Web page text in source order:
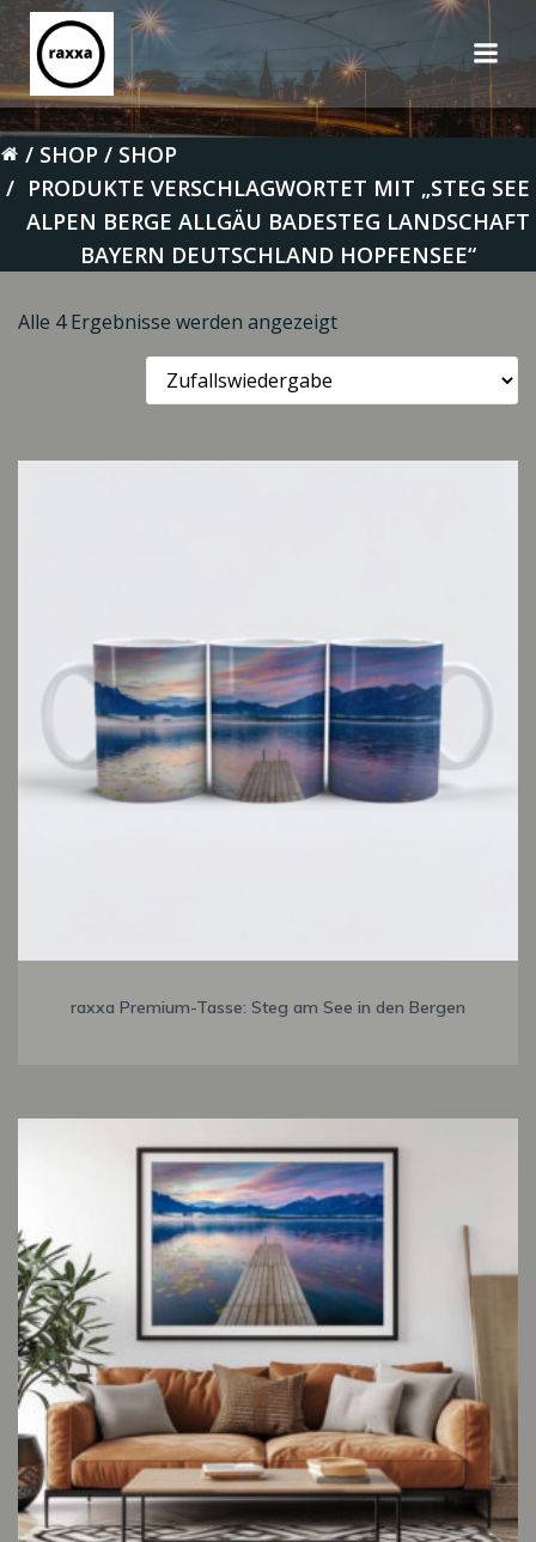
Zum
springen
SHOP
SHOP
PRODUKTE VERSCHLAGWORTET MIT „STEG SEE
ALPEN BERGE ALLGÄU BADESTEG LANDSCHAFT
BAYERN DEUTSCHLAND HOPFENSEE“
Alle 4 Ergebnisse werden angezeigt
raxxa Premium-Tasse: Steg am See in den Bergen